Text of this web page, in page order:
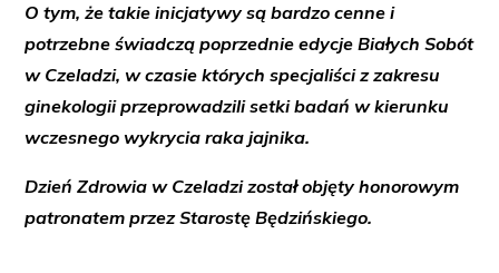
O tym, że takie inicjatywy są bardzo cenne i
potrzebne świadczą poprzednie edycje Białych Sobót
w Czeladzi, w czasie których specjaliści z zakresu
ginekologii przeprowadzili setki badań w kierunku
wczesnego wykrycia raka jajnika.
Dzień Zdrowia w Czeladzi został objęty honorowym
patronatem przez Starostę Będzińskiego.